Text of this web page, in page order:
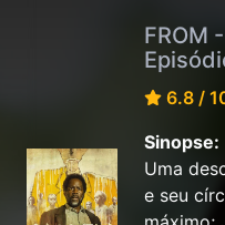
FROM
6.8 /
Sinopse:
Uma
e seu